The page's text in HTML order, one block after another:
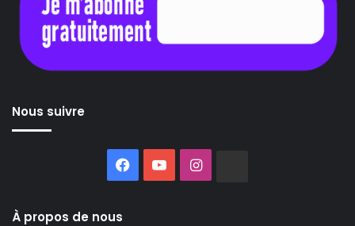
Nous suivre
Facebook
YouTubeInstagram
À propos de nous